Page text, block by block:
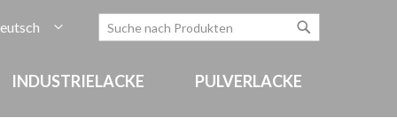
Search
INDUSTRIELACKE PULVERLACKE